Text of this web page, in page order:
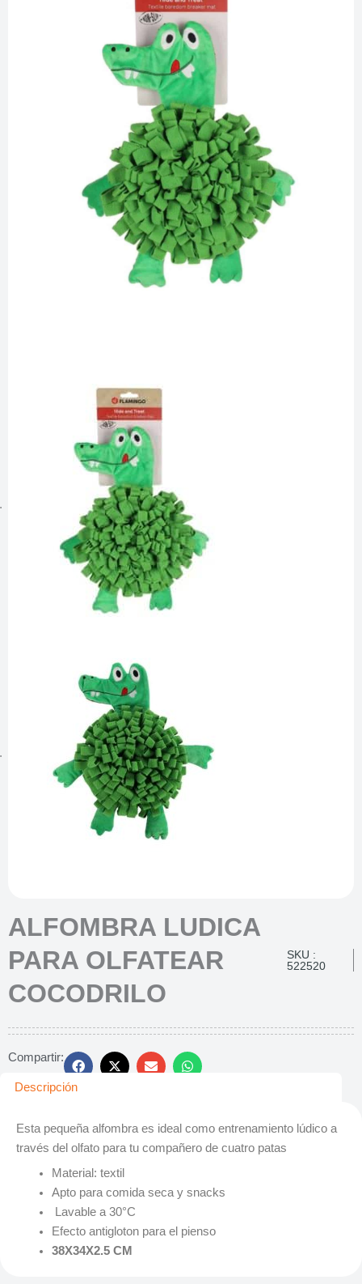
ALFOMBRA LUDICA
PARA OLFATEAR
COCODRILO
SKU :
522520
Compartir:
Descripción
Esta pequeña alfombra es ideal como entrenamiento lúdico a
través del olfato para tu compañero de cuatro patas
Material: textil
Apto para comida seca y snacks
Lavable a 30°C
Efecto antigloton para el pienso
38X34X2.5 CM